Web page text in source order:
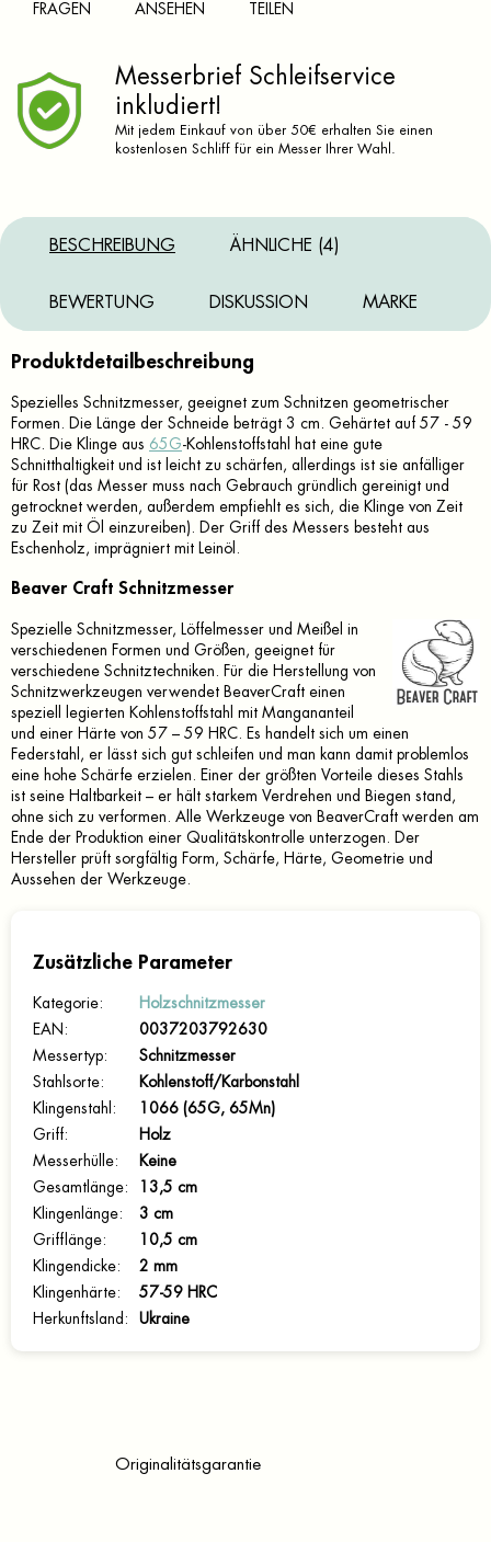
FRAGEN ANSEHEN TEILEN
Messerbrief Schleifservice
inkludiert!
Mit jedem Einkauf von über 50€ erhalten Sie einen
kostenlosen Schliff für ein Messer Ihrer Wahl.
BESCHREIBUNG ÄHNLICHE (4)
BEWERTUNG DISKUSSION MARKE
Produktdetailbeschreibung
Spezielles Schnitzmesser, geeignet zum Schnitzen geometrischer
Formen. Die Länge der Schneide beträgt 3 cm. Gehärtet auf 57 - 59
HRC. Die Klinge aus 65G-Kohlenstoffstahl hat eine gute
Schnitthaltigkeit und ist leicht zu schärfen, allerdings ist sie anfälliger
für Rost (das Messer muss nach Gebrauch gründlich gereinigt und
getrocknet werden, außerdem empfiehlt es sich, die Klinge von Zeit
zu Zeit mit Öl einzureiben). Der Griff des Messers besteht aus
Eschenholz, imprägniert mit Leinöl.
Beaver Craft Schnitzmesser
Spezielle Schnitzmesser, Löffelmesser und Meißel in
verschiedenen Formen und Größen, geeignet für
verschiedene Schnitztechniken. Für die Herstellung von
Schnitzwerkzeugen verwendet BeaverCraft einen
speziell legierten Kohlenstoffstahl mit Mangananteil
und einer Härte von 57 – 59 HRC. Es handelt sich um einen
Federstahl, er lässt sich gut schleifen und man kann damit problemlos
eine hohe Schärfe erzielen. Einer der größten Vorteile dieses Stahls
ist seine Haltbarkeit – er hält starkem Verdrehen und Biegen stand,
ohne sich zu verformen. Alle Werkzeuge von BeaverCraft werden am
Ende der Produktion einer Qualitätskontrolle unterzogen. Der
Hersteller prüft sorgfältig Form, Schärfe, Härte, Geometrie und
Aussehen der Werkzeuge.
Zusätzliche Parameter
Kategorie:
Holzschnitzmesser
EAN :
0037203792630
Messertyp:
Schnitzmesser
Stahlsorte:
Kohlenstoff/Karbonstahl
Klingenstahl :
1066 (65G, 65Mn)
Griff:
Holz
Messerhülle:
Keine
Gesamtlänge:
13,5 cm
Klingenlänge:
3 cm
Grifflänge:
10,5 cm
Klingendicke:
2 mm
Klingenhärte:
57-59 HRC
Herkunftsland : Ukraine
Originalitätsgarantie